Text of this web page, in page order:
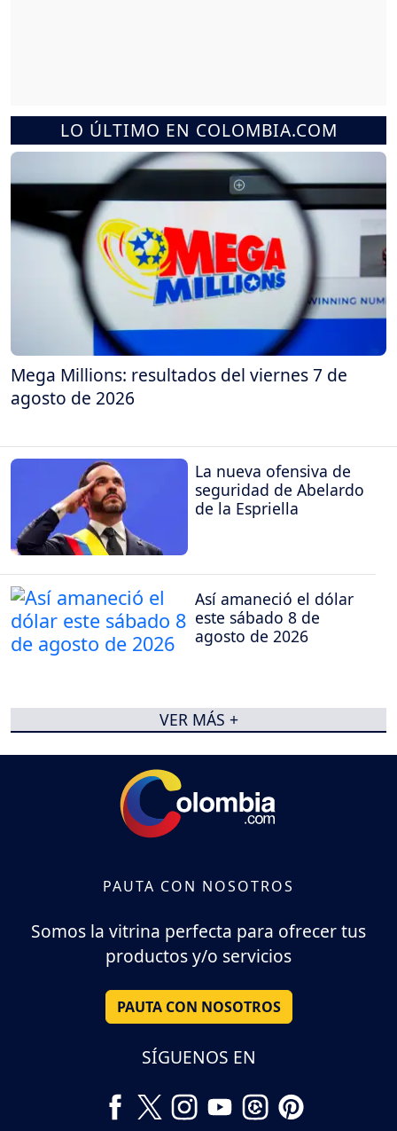
LO ÚLTIMO EN COLOMBIA.COM
Mega Millions: resultados del viernes 7 de
agosto de 2026
La nueva ofensiva de
seguridad de Abelardo
de la Espriella
Así amaneció el dólar
este sábado 8 de
agosto de 2026
VER MÁS +
PAUTA CON NOSOTROS
Somos la vitrina perfecta para ofrecer tus
productos y/o servicios
PAUTA CON NOSOTROS
SÍGUENOS EN